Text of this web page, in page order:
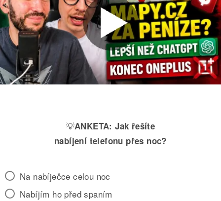
💡ANKETA: Jak řešíte
nabíjení telefonu přes noc?
Na nabíječce celou noc
Nabíjím ho před spaním